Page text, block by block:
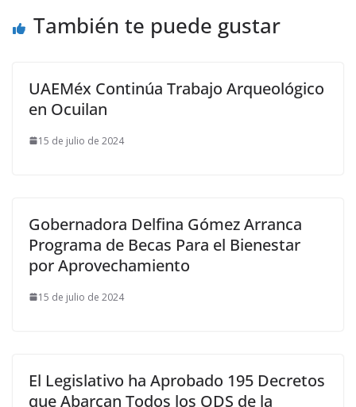
También te puede gustar
UAEMéx Continúa Trabajo Arqueológico
en Ocuilan
15 de julio de 2024
Gobernadora Delfina Gómez Arranca
Programa de Becas Para el Bienestar
por Aprovechamiento
15 de julio de 2024
El Legislativo ha Aprobado 195 Decretos
que Abarcan Todos los ODS de la